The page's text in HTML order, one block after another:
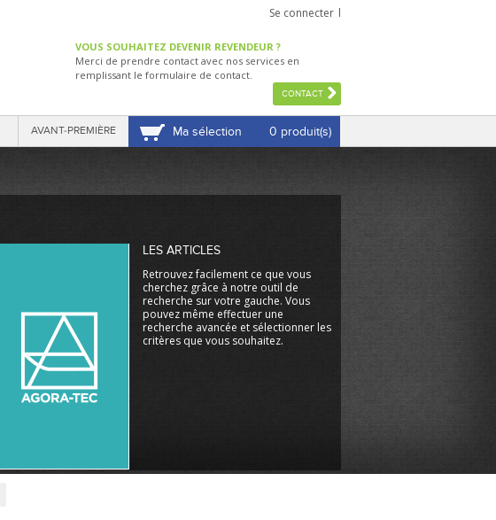
Se connecter
VOUS SOUHAITEZ DEVENIR REVENDEUR ?
Merci de prendre contact avec nos services en
remplissant le formulaire de contact.
CONTACT
AVANT-PREMIÈRE Ma sélection 0 produit(s)
LES ARTICLES
Retrouvez facilement ce que vous
cherchez grâce à notre outil de
recherche sur votre gauche. Vous
pouvez même effectuer une
recherche avancée et sélectionner les
critères que vous souhaitez.